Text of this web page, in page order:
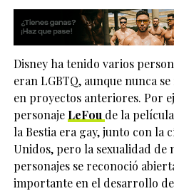
Disney ha tenido varios
eran LGBTQ, aunque nunca
en proyectos anteriores. Por
personaje LeFou de la
la Bestia era gay, junto con la
Unidos, pero la sexualidad de
personajes se reconoció
importante en el desarrollo